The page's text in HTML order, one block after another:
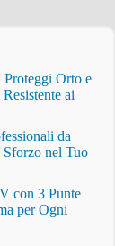
Proteggi Orto e
ai
da
Sforzo nel Tuo
con 3 Punte
per Ogni